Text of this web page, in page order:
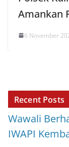
Amankan
6 November
Recent Posts
Wawali
IWAPI